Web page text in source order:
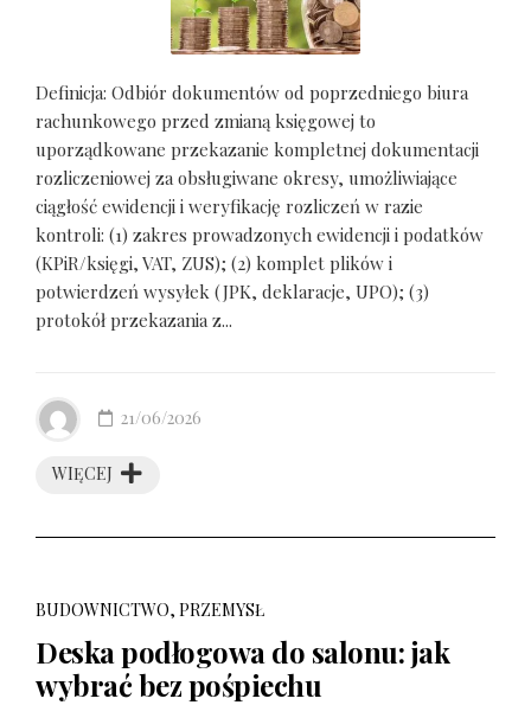
Definicja: Odbiór dokumentów od poprzedniego biura
rachunkowego przed zmianą księgowej to
uporządkowane przekazanie kompletnej dokumentacji
rozliczeniowej za obsługiwane okresy, umożliwiające
ciągłość ewidencji i weryfikację rozliczeń w razie
kontroli: (1) zakres prowadzonych ewidencji i podatków
(KPiR/księgi, VAT, ZUS); (2) komplet plików i
potwierdzeń wysyłek (JPK, deklaracje, UPO); (3)
protokół przekazania z...
WIĘCEJ
21/06/2026
BUDOWNICTWO, PRZEMYSŁ
Deska podłogowa do salonu: jak
wybrać bez pośpiechu